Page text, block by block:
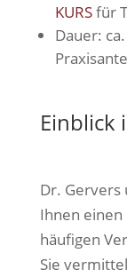
KURSfür
Dauer:
Einblick
Dr. Gervers
Ihnen einen
häufigen
Sie